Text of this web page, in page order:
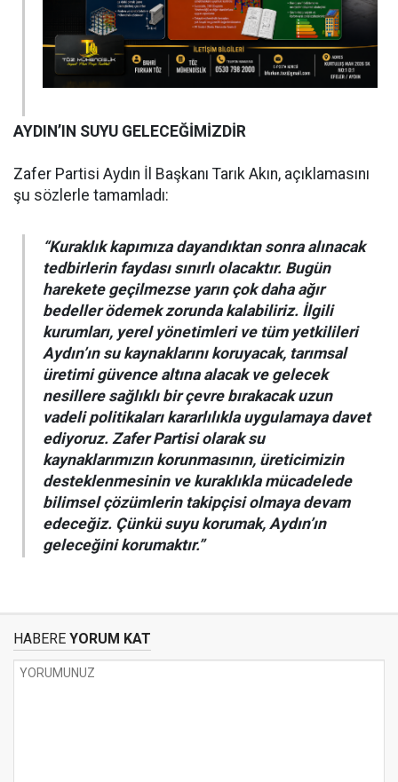
AYDIN’IN SUYU GELECEĞİMİZDİR
Zafer Partisi Aydın İl Başkanı Tarık Akın, açıklamasını
şu sözlerle tamamladı:
“Kuraklık kapımıza dayandıktan sonra alınacak
tedbirlerin faydası sınırlı olacaktır. Bugün
harekete geçilmezse yarın çok daha ağır
bedeller ödemek zorunda kalabiliriz. İlgili
kurumları, yerel yönetimleri ve tüm yetkilileri
Aydın’ın su kaynaklarını koruyacak, tarımsal
üretimi güvence altına alacak ve gelecek
nesillere sağlıklı bir çevre bırakacak uzun
vadeli politikaları kararlılıkla uygulamaya davet
ediyoruz. Zafer Partisi olarak su
kaynaklarımızın korunmasının, üreticimizin
desteklenmesinin ve kuraklıkla mücadelede
bilimsel çözümlerin takipçisi olmaya devam
edeceğiz. Çünkü suyu korumak, Aydın’ın
geleceğini korumaktır.”
HABERE YORUM KAT